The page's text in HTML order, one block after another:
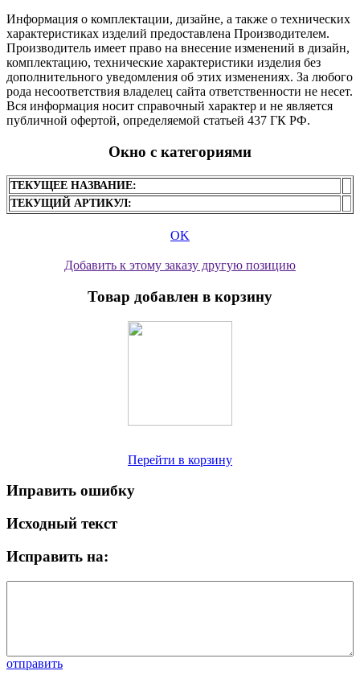
Информация о комплектации, дизайне, а также о технических
характеристиках изделий предоставлена Производителем.
Производитель имеет право на внесение изменений в дизайн,
комплектацию, технические характеристики изделия без
дополнительного уведомления об этих изменениях. За любого
рода несоответствия владелец сайта ответственности не несет.
Вся информация носит справочный характер и не является
публичной офертой, определяемой статьей 437 ГК РФ.
Окно с категориями
ТЕКУЩЕЕ НАЗВАНИЕ:
ТЕКУЩИЙ АРТИКУЛ:
OK
Добавить к этому заказу другую позицию
Товар добавлен в корзину
Перейти в корзину
Иправить ошибку
Исходный текст
Исправить на:
отправить